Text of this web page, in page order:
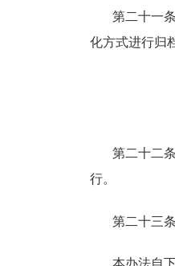
第二十一
化方式进行归
第二十二
行。
第二十三